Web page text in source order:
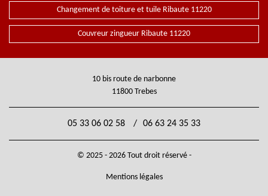
Changement de toiture et tuile Ribaute 11220
Couvreur zingueur Ribaute 11220
10 bis route de narbonne
11800 Trebes
05 33 06 02 58 / 06 63 24 35 33
© 2025 - 2026 Tout droit réservé -
Mentions légales